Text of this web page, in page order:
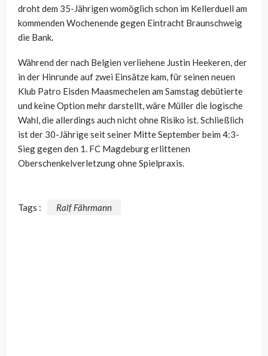
droht dem 35-Jährigen womöglich schon im Kellerduell am
kommenden Wochenende gegen Eintracht Braunschweig
die Bank.
Während der nach Belgien verliehene Justin Heekeren, der
in der Hinrunde auf zwei Einsätze kam, für seinen neuen
Klub Patro Eisden Maasmechelen am Samstag debütierte
und keine Option mehr darstellt, wäre Müller die logische
Wahl, die allerdings auch nicht ohne Risiko ist. Schließlich
ist der 30-Jährige seit seiner Mitte September beim 4:3-
Sieg gegen den 1. FC Magdeburg erlittenen
Oberschenkelverletzung ohne Spielpraxis.
Tags : Ralf Fährmann